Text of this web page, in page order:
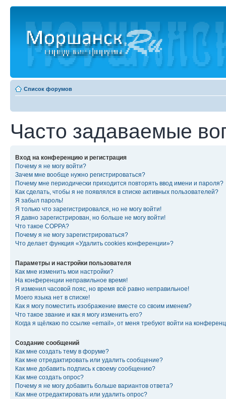
Список форумов
Часто задаваемые
Вход на конференцию и регистрация
Почему я не могу войти?
Зачем мне вообще нужно регистрироваться?
Почему мне периодически приходится повторять ввод имени и пароля?
Как сделать, чтобы я не появлялся в списке активных пользователей?
Я забыл пароль!
Я только что зарегистрировался, но не могу войти!
Я давно зарегистрирован, но больше не могу войти!
Что такое COPPA?
Почему я не могу зарегистрироваться?
Что делает функция «Удалить cookies конференции»?
Параметры и настройки пользователя
Как мне изменить мои настройки?
На конференции неправильное время!
Я изменил часовой пояс, но время всё равно неправильное!
Моего языка нет в списке!
Как я могу поместить изображение вместе со своим именем?
Что такое звание и как я могу изменить его?
Когда я щёлкаю по ссылке «email», от меня требуют войти на
Создание сообщений
Как мне создать тему в форуме?
Как мне отредактировать или удалить сообщение?
Как мне добавить подпись к своему сообщению?
Как мне создать опрос?
Почему я не могу добавить больше вариантов ответа?
Как мне отредактировать или удалить опрос?